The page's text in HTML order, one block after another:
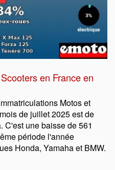
en France en
Motos et
de juillet 2025 est de
C'est une baisse de 561
période l'année
Honda, Yamaha et BMW.